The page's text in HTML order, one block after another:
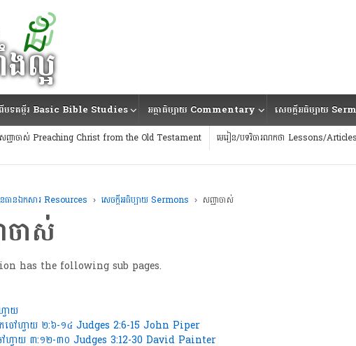
ពីបទគម្ពីរ Basic Bible Studies អត្ថាធិប្បាយ Commentary សេចក្ដីអធិប្បាយ
ពីសញ្ញាចាស់ Preaching Christ from the Old Testament មេរៀន/បទវិចារណកថា Lessons/Articles
ធានឯកសារ Resources › សេចក្ដីអធិប្បាយ Sermons › សញ្ញាចាស់
ចាស់
has the following sub pages.
ាយ
ចៅហ្វាយ ២:៦-១៤ Judges 2:6-15 John Piper
ហ្វាយ ៣:១២-៣០ Judges 3:12-30 David Painter